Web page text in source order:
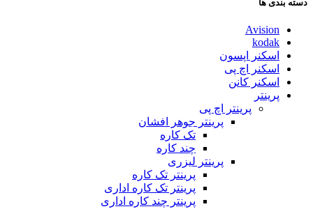
دسته بندی ها
Avision
kodak
اسکنر اپسون
اسکنر اچ پی
اسکنر کانن
پرینتر
پرینتر اچ پی
پرینتر جوهر افشان
تک کاره
چند کاره
پرینتر لیزری
پرینتر تک کاره
پرینتر تک کاره اداری
پرینتر چند کاره اداری